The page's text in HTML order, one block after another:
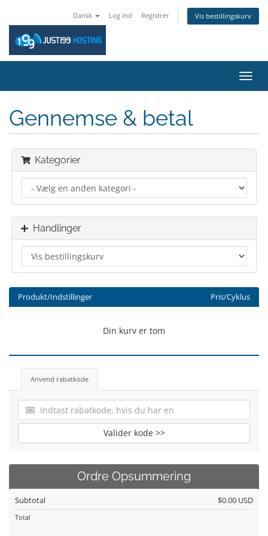
Dansk Log ind Registrer Vis bestillingskurv
Skift
Gennemse & betal
Kategorier
Handlinger
Produkt/Indstillinger Pris/Cyklus
Din kurv er tom
Anvend rabatkode
Valider kode >>
Ordre Opsummering
Subtotal $0.00 USD
Total